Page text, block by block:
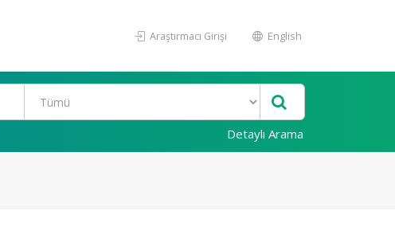
Araştırmacı Girişi English
Detaylı Arama